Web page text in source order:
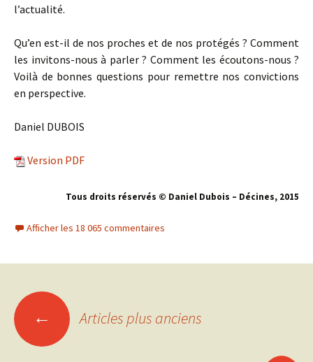
l’actualité.
Qu’en est-il de nos proches et de nos protégés ? Comment
les invitons-nous à parler ? Comment les écoutons-nous ?
Voilà de bonnes questions pour remettre nos convictions
en perspective.
Daniel DUBOIS
Version PDF
Tous droits réservés © Daniel Dubois – Décines, 2015
Afficher les 18 065 commentaires
Navigation
← Articles plus anciens